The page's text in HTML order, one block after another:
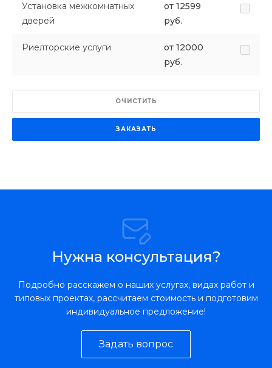
Установка межкомнатных
дверей
от 12599
руб.
Риелторские услуги
от 12000
руб.
ОЧИСТИТЬ
ЗАКАЗАТЬ
Нужна консультация?
Подробно расскажем о наших услугах, видах работ и
типовых проектах, рассчитаем стоимость и подготовим
индивидуальное предложение!
Задать вопрос